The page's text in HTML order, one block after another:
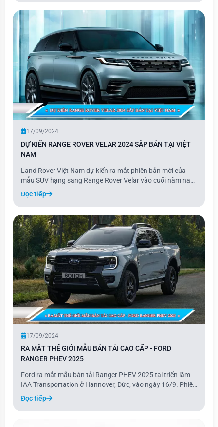
cao, bao gồm: Exclusive, Pres
17/09/2024
DỰ KIẾN RANGE ROVER VELAR 2024 SẮP BÁN TẠI VIỆT
NAM
Land Rover Việt Nam dự kiến ra mắt phiên bản mới của
mẫu SUV hạng sang Range Rover Velar vào cuối năm nay,
tuy nhiên thời gian cụ thể chưa được tiết lộ. Velar 2024 sẽ
có ba phiên bản gồm S, Dynamic SE, và Dynamic HSE.
Ngoài ra, khách hàng còn có thể tùy c
Đọc tiếp
17/09/2024
RA MẮT THẾ GIỚI MẪU BÁN TẢI CAO CẤP - FORD
RANGER PHEV 2025
Ford ra mắt mẫu bán tải Ranger PHEV 2025 tại triển lãm
IAA Transportation ở Hannover, Đức, vào ngày 16/9. Phiên
bản plug-in hybrid này có tổng công suất 275 mã lực và
phạm vi hoạt động 45 km ở chế độ thuần điện. Ranger
PHEV vẫn giữ nguyên khả năng kéo, tả
Đọc tiếp